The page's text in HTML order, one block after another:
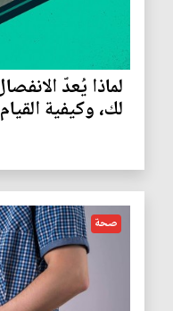
لماذا يُعدّ
لك، وكيفية
صحة